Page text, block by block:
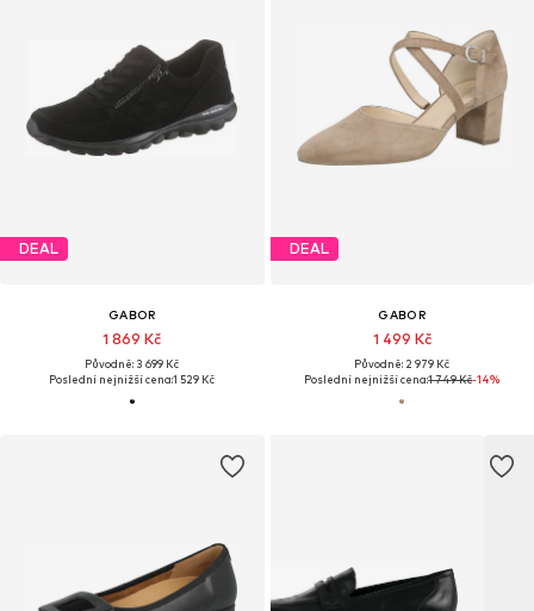
DEAL
GABOR
1 869 Kč
Původně: 3 699 Kč
Poslední nejnižší cena:1 529 Kč
DEAL
GABOR
1 499 Kč
Původně: 2 979 Kč
Poslední nejnižší cena:1 749 Kč-14%